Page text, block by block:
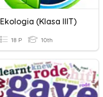
Ekologia (Klasa IIIT)
18 P 10th